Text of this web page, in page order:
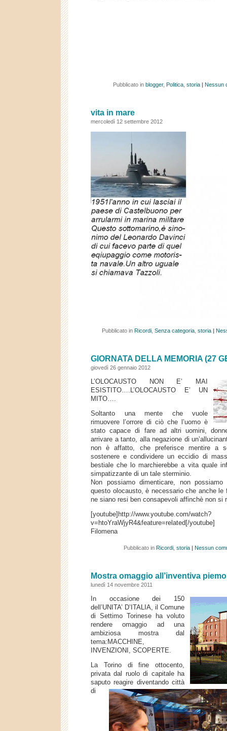
Pubblicato in blogger, Politica storia | Nessun
vita in mare
mercoledì 12 settembre 2012
Pubblicato in Ricordi Senza categoria storia |
GIORNATA DELLA MEMORIA (27
giovedì 26 gennaio 2012
L’OLOCAUSTO NON E’ MAI
ESISTITO….L’OLOCAUSTO E’ UN
MITO….
Soltanto una mente che vuole
rimuovere l’orrore di ciò che l’uomo è
stato capace di fare ad altri uomini,
arrivare a tanto, alla negazione di
non è affatto, che preferisce mentire a
sostenere e condividere un eccidio di
bestiale che lo marchierebbe a vita quale
simpatizzante di un tale sterminio.
Non possiamo dimenticare, non possiamo
questo olocausto, è necessario che anche le
ne siano resi ben consapevoli affinchè non si
[youtube]http://www.youtube.com/watch?
v=htoYraWjyR4&feature=related[/youtube]
Filomena
Pubblicato in Ricordi, storia | Nessun
Mostra omaggio all’inventiva
lunedì 14 novembre 2011
In occasione dei 150
dell’UNITA’ D’ITALIA, il Comune
di Settimo Torinese ha voluto
rendere omaggio ad una
ambiziosa mostra dal
tema:MACCHINE,
INVENZIONI, SCOPERTE.
La Torino di fine ottocento,
privata dal ruolo di capitale ha
saputo reagire diventando città
di